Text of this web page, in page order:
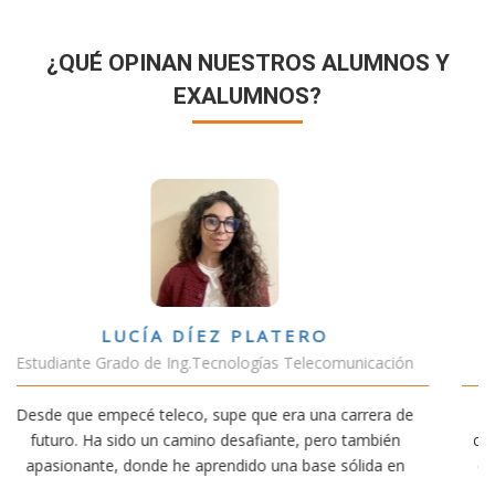
¿QUÉ OPINAN NUESTROS ALUMNOS Y
EXALUMNOS?
de
en
VÍCTOR SÁNCHEZ VALENCIA
Estudiante Doble Grado Teleco-ADE
Estudiar teleco me ha permitido comprender cómo
conectividad afecta nuestra vida diaria. Aunque la
exige esfuerzo, he dedicado parte de mi tiempo a